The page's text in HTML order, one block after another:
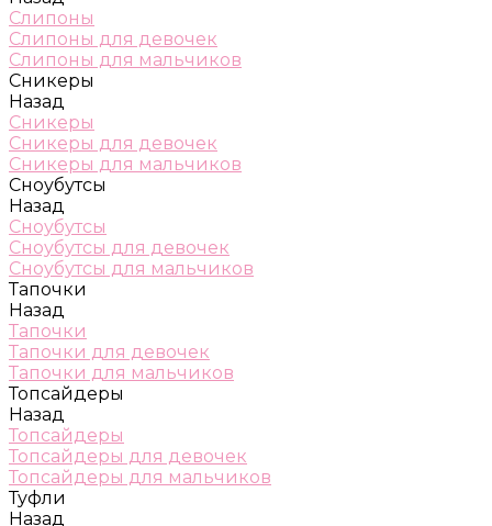
Слипоны
Слипоны для девочек
Слипоны для мальчиков
Сникеры
Назад
Сникеры
Сникеры для девочек
Сникеры для мальчиков
Сноубутсы
Назад
Сноубутсы
Сноубутсы для девочек
Сноубутсы для мальчиков
Тапочки
Назад
Тапочки
Тапочки для девочек
Тапочки для мальчиков
Топсайдеры
Назад
Топсайдеры
Топсайдеры для девочек
Топсайдеры для мальчиков
Туфли
Назад